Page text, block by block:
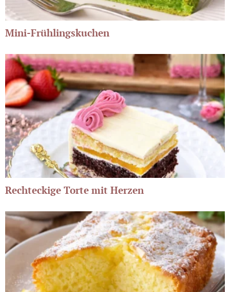
Mini-Frühlingskuchen
Rechteckige Torte mit Herzen